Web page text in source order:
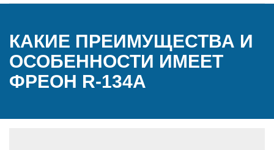
КАКИЕ ПРЕИМУЩЕСТВА И
ОСОБЕННОСТИ ИМЕЕТ
ФРЕОН R-134А